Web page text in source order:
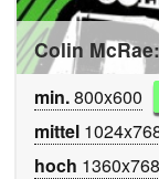
Colin
min.800x600
mittel
hoch 1360x768